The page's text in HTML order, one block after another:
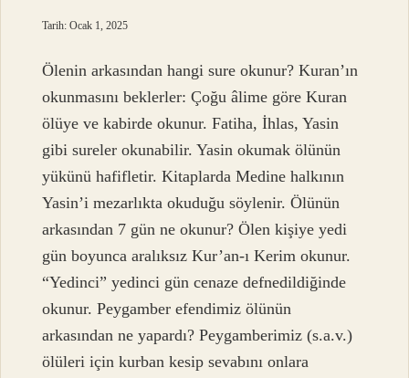
Tarih: Ocak 1, 2025
Ölenin arkasından hangi sure okunur? Kuran’ın
okunmasını beklerler: Çoğu âlime göre Kuran
ölüye ve kabirde okunur. Fatiha, İhlas, Yasin
gibi sureler okunabilir. Yasin okumak ölünün
yükünü hafifletir. Kitaplarda Medine halkının
Yasin’i mezarlıkta okuduğu söylenir. Ölünün
arkasından 7 gün ne okunur? Ölen kişiye yedi
gün boyunca aralıksız Kur’an-ı Kerim okunur.
“Yedinci” yedinci gün cenaze defnedildiğinde
okunur. Peygamber efendimiz ölünün
arkasından ne yapardı? Peygamberimiz (s.a.v.)
ölüleri için kurban kesip sevabını onlara